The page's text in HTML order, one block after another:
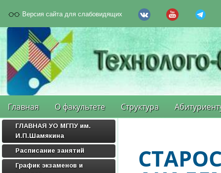
Версия сайта для слабовидящих
Главная О факультете Структура
ГЛАВНАЯ УО МГПУ им.
И.П.Шамякина
Расписание занятий
График экзаменов и